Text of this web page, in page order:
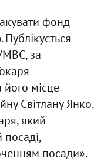
фонд
за
його місце
Світлану Янко.
який
посади».